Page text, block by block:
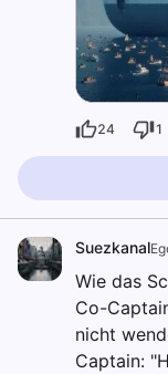
24 1
Suezkanal
Wie das
Co-
nicht
Captain: